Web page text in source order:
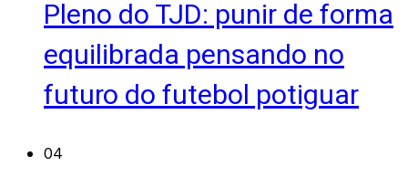
Pleno do TJD: punir de forma
equilibrada pensando no
futuro do futebol potiguar
04